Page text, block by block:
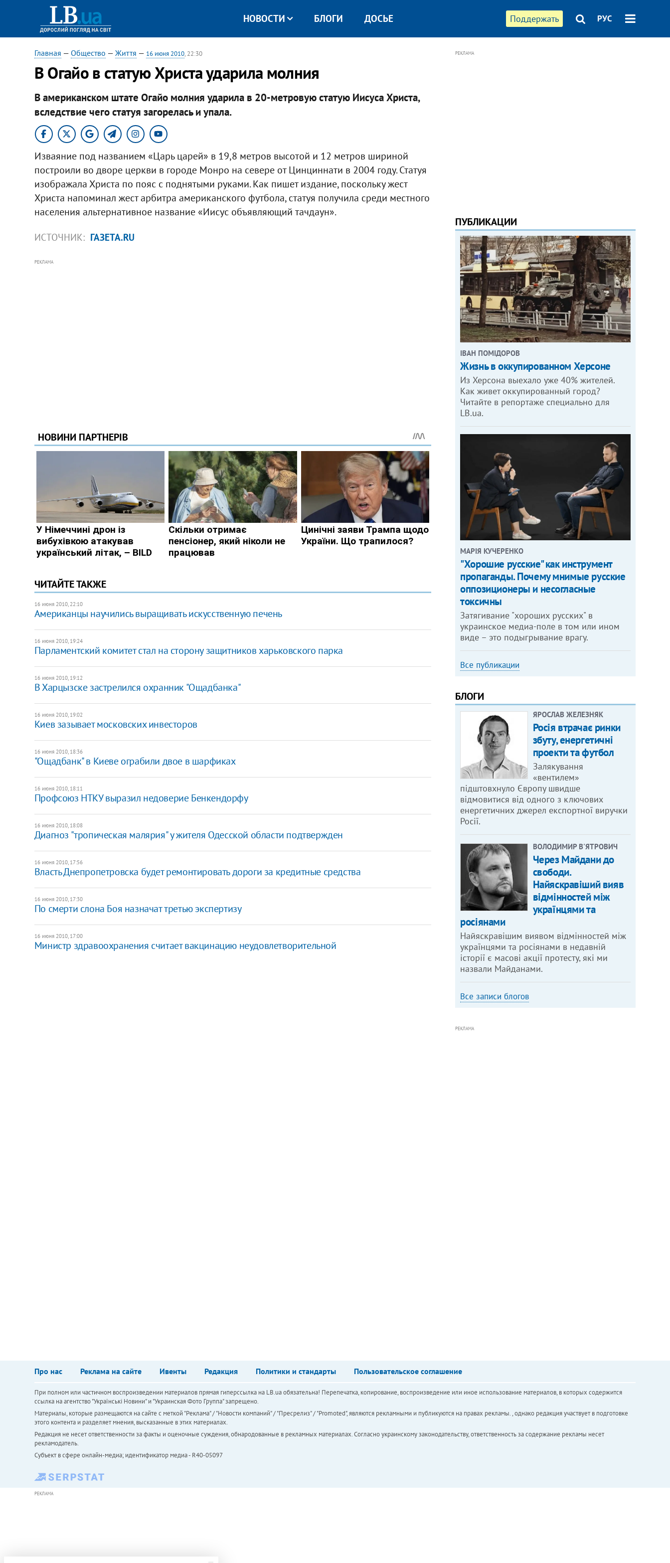
Поддержать РУС
НОВОСТИ БЛОГИ ДОСЬЕ
Главная — Общество — Життя — 16 июня 2010, 22:30
В Огайо в статую Христа ударила молния
В американском штате Огайо молния ударила в 20-метровую статую Иисуса Христа,
вследствие чего статуя загорелась и упала.
Изваяние под названием «Царь царей» в 19,8 метров высотой и 12 метров шириной
построили во дворе церкви в городе Монро на севере от Цинциннати в 2004 году. Статуя
изображала Христа по пояс с поднятыми руками. Как пишет издание, поскольку жест
Христа напоминал жест арбитра американского футбола, статуя получила среди местного
населения альтернативное название «Иисус объявляющий тачдаун».
ИСТОЧНИК: ГАЗЕТА.RU
РЕКЛАМА
ЧИТАЙТЕ ТАКЖЕ
16 июня 2010, 22:10
Американцы научились выращивать искусственную печень
16 июня 2010, 19:24
Парламентский комитет стал на сторону защитников харьковского парка
16 июня 2010, 19:12
В Харцызске застрелился охранник "Ощадбанка"
16 июня 2010, 19:02
Киев зазывает московских инвесторов
16 июня 2010, 18:36
"Ощадбанк" в Киеве ограбили двое в шарфиках
16 июня 2010, 18:11
Профсоюз НТКУ выразил недоверие Бенкендорфу
16 июня 2010, 18:08
Диагноз "тропическая малярия" у жителя Одесской области подтвержден
16 июня 2010, 17:56
Власть Днепропетровска будет ремонтировать дороги за кредитные средства
16 июня 2010, 17:30
По смерти слона Боя назначат третью экспертизу
16 июня 2010, 17:00
Министр здравоохранения считает вакцинацию неудовлетворительной
РЕКЛАМА
ПУБЛИКАЦИИ
ІВАН ПОМІДОРОВ
Жизнь в оккупированном Херсоне
Из Херсона выехало уже 40% жителей.
Как живет оккупированный город?
Читайте в репортаже специально для
LB.ua.
МАРІЯ КУЧЕРЕНКО
"Хорошие русские" как инструмент
пропаганды. Почему мнимые русские
оппозиционеры и несогласные
токсичны
Затягивание "хороших русских" в
украинское медиа-поле в том или ином
виде – это подыгрывание врагу.
Все публикации
БЛОГИ
ЯРОСЛАВ ЖЕЛЕЗНЯК
Росія втрачає ринки
збуту, енергетичні
проекти та футбол
Залякування
«вентилем»
підштовхнуло Європу швидше
відмовитися від одного з ключових
енергетичних джерел експортної виручки
Росії.
ВОЛОДИМИР В'ЯТРОВИЧ
Через Майдани до
свободи.
Найяскравіший вияв
відмінностей між
українцями та
росіянами
Найяскравішим виявом відмінностей між
українцями та росіянами в недавній
історії є масові акції протесту, які ми
назвали Майданами.
Все записи блогов
РЕКЛАМА
Про нас Реклама на сайте Ивенты Редакция Политики и стандарты Пользовательское соглашение
При полном или частичном воспроизведении материалов прямая гиперссылка на LB.ua обязательна! Перепечатка, копирование, воспроизведение или иное использование материалов, в которых содержится
ссылка на агентство "Українськi Новини" и "Украинская Фото Группа" запрещено.
Материалы, которые размещаются на сайте с меткой "Реклама" / "Новости компаний" / "Пресрелиз" / "Promoted", являются рекламными и публикуются на правах рекламы. , однако редакция участвует в подготовке
этого контента и разделяет мнения, высказанные в этих материалах.
Редакция не несет ответственности за факты и оценочные суждения, обнародованные в рекламных материалах. Согласно украинскому законодательству, ответственность за содержание рекламы несет
рекламодатель.
Субъект в сфере онлайн-медиа; идентификатор медиа - R40-05097
РЕКЛАМА